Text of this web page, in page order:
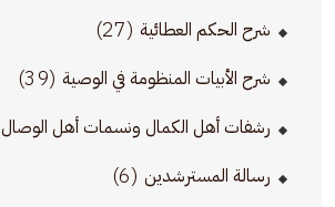
شرح الحكم العطائية (27)
شرح الأبيات المنظومة في الوصية (39)
رشفات أهل الكمال ونسمات أهل الوصال
رسالة المسترشدين (6)